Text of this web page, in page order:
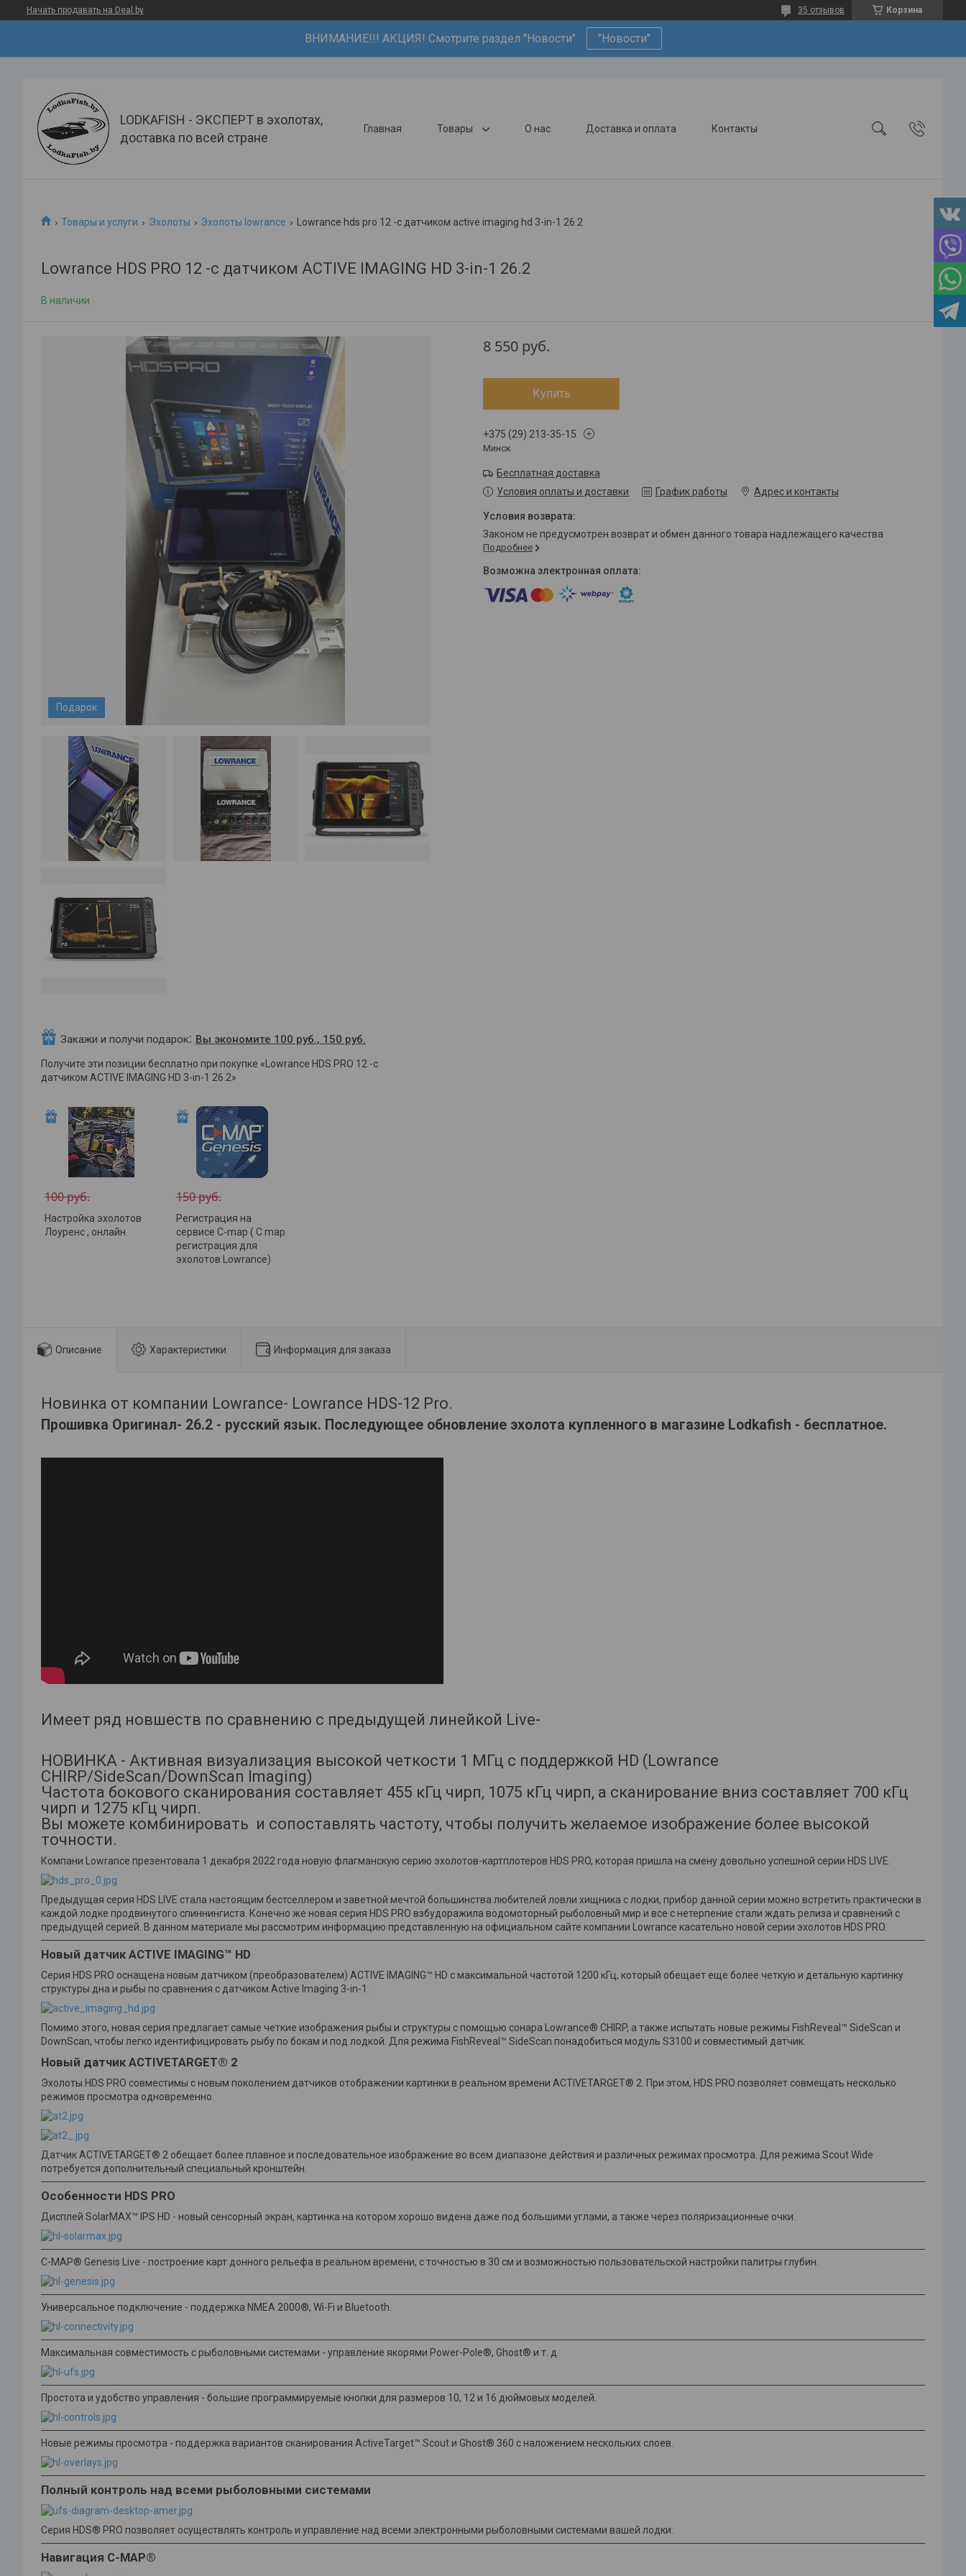
Начать продавать на Deal.by Корзина
35 отзывов
ВНИМАНИЕ!!! АКЦИЯ! Смотрите раздел "Новости" "Новости"
LODKAFISH - ЭКСПЕРТ в эхолотах,
доставка по всей стране
Главная Товары О нас Доставка и оплата Контакты
Товары и услуги Эхолоты Эхолоты lowrance Lowrance hds pro 12 -с датчиком active imaging hd 3-in-1 26.2
Lowrance HDS PRO 12 -с датчиком ACTIVE IMAGING HD 3-in-1 26.2
В наличии
Подарок
8 550 руб.
Купить
+375 (29) 213-35-15
Минск
Бесплатная доставка
Условия оплаты и доставки
График работы Адрес и контакты
Законом не предусмотрен возврат и обмен данного товара надлежащего качества
Подробнее
Закажи и получи подарок Вы экономите 100 руб., 150 руб.
Получите эти позиции бесплатно при покупке «Lowrance HDS PRO 12 -с
датчиком ACTIVE IMAGING HD 3-in-1 26.2»
100 руб.
Настройка эхолотов
Лоуренс , онлайн
150 руб.
Регистрация на
сервисе C-map ( C map
регистрация для
эхолотов Lowrance)
Описание Характеристики Информация для заказа
Новинка от компании Lowrance- Lowrance HDS-12 Pro.
Прошивка Оригинал- 26.2 - русский язык. Последующее обновление эхолота купленного в магазине Lodkafish - бесплатное.
Имеет ряд новшеств по сравнению с предыдущей линейкой Live-
НОВИНКА - Активная визуализация высокой четкости 1 МГц с поддержкой HD (Lowrance
CHIRP/SideScan/DownScan Imaging)
Частота бокового сканирования составляет 455 кГц чирп, 1075 кГц чирп, а сканирование вниз составляет 700 кГц
чирп и 1275 кГц чирп.
Вы можете комбинировать и сопоставлять частоту, чтобы получить желаемое изображение более высокой
точности.
Компани Lowrance презентовала 1 декабря 2022 года новую флагманскую серию эхолотов-картплотеров HDS PRO, которая пришла на смену довольно успешной серии HDS LIVE.
Предыдущая серия HDS LIVE стала настоящим бестселлером и заветной мечтой большинства любителей ловли хищника с лодки, прибор данной серии можно встретить практически в
каждой лодке продвинутого спиннингиста. Конечно же новая серия HDS PRO взбудоражила водомоторный рыболовный мир и все с нетерпение стали ждать релиза и сравнений с
предыдущей серией. В данном материале мы рассмотрим информацию представленную на официальном сайте компании Lowrance касательно новой серии эхолотов HDS PRO.
Новый датчик ACTIVE IMAGING™ HD
Серия HDS PRO оснащена новым датчиком (преобразователем) ACTIVE IMAGING™ HD с максимальной частотой 1200 кГц, который обещает еще более четкую и детальную картинку
структуры дна и рыбы по сравнения с датчиком Active Imaging 3-in-1.
Помимо этого, новая серия предлагает самые четкие изображения рыбы и структуры с помощью сонара Lowrance® CHIRP, а также испытать новые режимы FishReveal™ SideScan и
DownScan, чтобы легко идентифицировать рыбу по бокам и под лодкой. Для режима FishReveal™ SideScan понадобиться модуль S3100 и совместимый датчик.
Новый датчик ACTIVETARGET® 2
Эхолоты HDS PRO совместимы с новым поколением датчиков отображении картинки в реальном времени ACTIVETARGET® 2. При этом, HDS PRO позволяет совмещать несколько
режимов просмотра одновременно.
Датчик ACTIVETARGET® 2 обещает более плавное и последовательное изображение во всем диапазоне действия и различных режимах просмотра. Для режима Scout Wide
потребуется дополнительный специальный кронштейн.
Особенности HDS PRO
Дисплей SolarMAX™ IPS HD - новый сенсорный экран, картинка на котором хорошо видена даже под большими углами, а также через поляризационные очки.
C-MAP® Genesis Live - построение карт донного рельефа в реальном времени, с точностью в 30 см и возможностью пользовательской настройки палитры глубин.
Универсальное подключение - поддержка NMEA 2000®, Wi-Fi и Bluetooth.
Максимальная совместимость с рыболовными системами - управление якорями Power-Pole®, Ghost® и т. д.
Простота и удобство управления - большие программируемые кнопки для размеров 10, 12 и 16 дюймовых моделей.
Новые режимы просмотра - поддержка вариантов сканирования ActiveTarget™ Scout и Ghost® 360 с наложением нескольких слоев.
Полный контроль над всеми рыболовными системами
Серия HDS® PRO позволяет осуществлять контроль и управление над всеми электронными рыболовными системами вашей лодки.
Навигация C-MAP®